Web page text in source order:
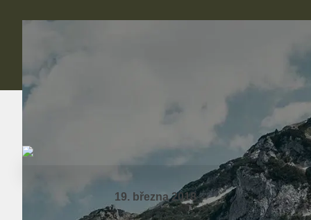
19. března 2018